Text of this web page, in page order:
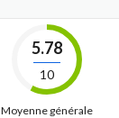
5.78
10
Moyenne générale